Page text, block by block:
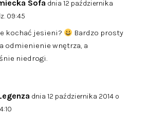
Sofa dnia 12 października
09:45
kochać jesieni?
Bardzo prosty
odmienienie wnętrza, a
niedrogi.
dnia 12 października 2014 o